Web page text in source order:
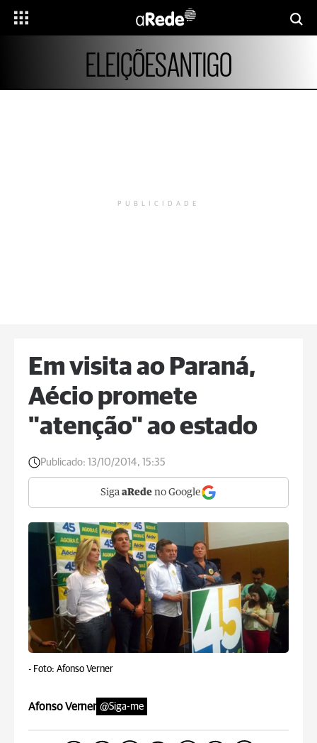
ELEIÇÕESANTIGO
PUBLICIDADE
Em visita ao Paraná,
Aécio promete
"atenção" ao estado
Publicado: 13/10/2014, 15:35
Siga aRede no Google
- Foto: Afonso Verner
Afonso Verner @Siga-me